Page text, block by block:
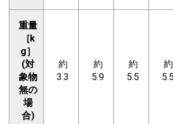
重量
［k
g］
(対
象物
無の
場
合)
約
3.3
約
5.9
約
5.5
約
5.5